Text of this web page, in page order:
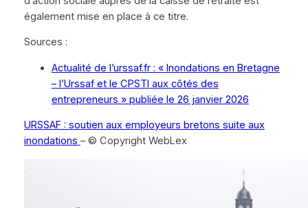
également mise en place à ce titre.
Sources :
Actualité de l’urssaf.fr : « Inondations en Bretagne
– l’Urssaf et le CPSTI aux côtés des
entrepreneurs » publiée le 26 janvier 2026
URSSAF : soutien aux employeurs bretons suite aux
inondations – © Copyright WebLex